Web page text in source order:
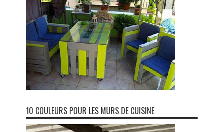
10 COULEURS POUR LES MURS DE CUISINE